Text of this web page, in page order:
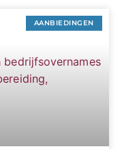
AANBIEDINGEN